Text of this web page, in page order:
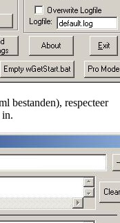
bestanden), respecteer
in.